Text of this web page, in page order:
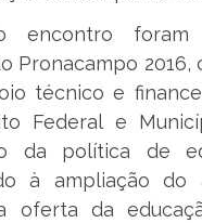
encontro foram
Pronacampo 2016,
técnico e
Federal e
da política de
à ampliação do
oferta da